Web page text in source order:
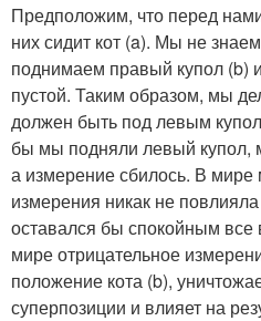
Предположим, что перед
них сидит кот (a). Мы не
поднимаем правый купол (b)
пустой. Таким образом, мы
должен быть под левым
бы мы подняли левый купол,
а измерение сбилось. В мире
измерения никак не
оставался бы спокойным
мире отрицательное
положение кота (b),
суперпозиции и влияет на